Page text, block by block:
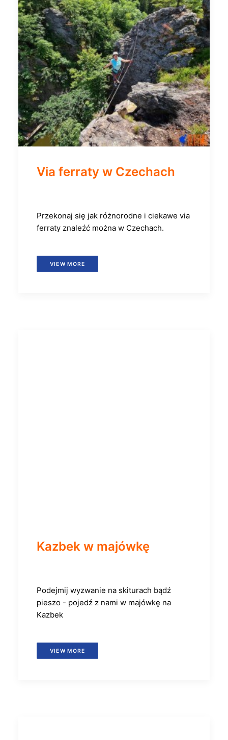
Via ferraty w Czechach
Przekonaj się jak różnorodne i ciekawe via
ferraty znaleźć można w Czechach.
VIEW MORE
Kazbek w majówkę
Podejmij wyzwanie na skiturach bądź
pieszo - pojedź z nami w majówkę na
Kazbek
VIEW MORE